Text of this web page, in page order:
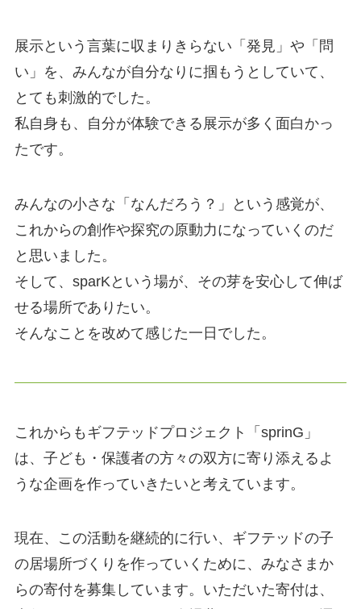
展示という言葉に収まりきらない「発見」や「問
い」を、みんなが自分なりに掴もうとしていて、
とても刺激的でした。
私自身も、自分が体験できる展示が多く面白かっ
たです。
みんなの小さな「なんだろう？」という感覚が、
これからの創作や探究の原動力になっていくのだ
と思いました。
そして、sparKという場が、その芽を安心して伸ば
せる場所でありたい。
そんなことを改めて感じた一日でした。
これからもギフテッドプロジェクト「sprinG」
は、子ども・保護者の方々の双方に寄り添えるよ
うな企画を作っていきたいと考えています。
現在、この活動を継続的に行い、ギフテッドの子
の居場所づくりを作っていくために、みなさまか
らの寄付を募集しています。いただいた寄付は、